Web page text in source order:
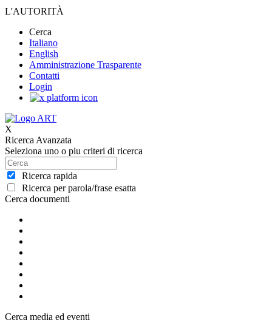
L'AUTORITÀ
Cerca
Italiano
English
Amministrazione Trasparente
Contatti
Login
X
Ricerca Avanzata
Seleziona uno o piu criteri di ricerca
Ricerca rapida
Ricerca per parola/frase esatta
Cerca documenti
Cerca media ed eventi